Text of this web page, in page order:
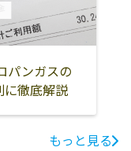
パンガスの
に徹底解説
もっと見る